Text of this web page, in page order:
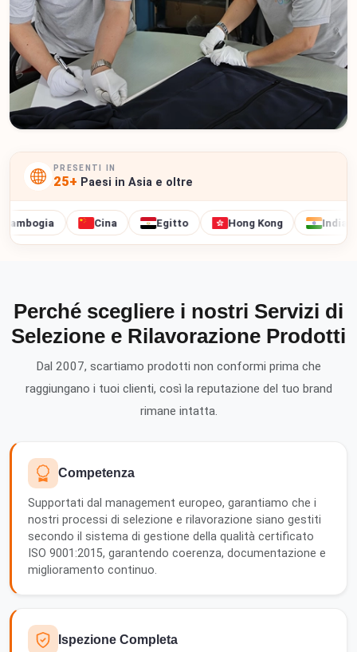
PRESENTI IN
25+ Paesi in Asia e oltre
Cina Egitto Hong Kong India
Perché scegliere i nostri Servizi di
Selezione e Rilavorazione Prodotti
Dal 2007, scartiamo prodotti non conformi prima che
raggiungano i tuoi clienti, così la reputazione del tuo brand
rimane intatta.
Competenza
Supportati dal management europeo, garantiamo che i
nostri processi di selezione e rilavorazione siano gestiti
secondo il sistema di gestione della qualità certificato
ISO 9001:2015, garantendo coerenza, documentazione e
miglioramento continuo.
Ispezione Completa